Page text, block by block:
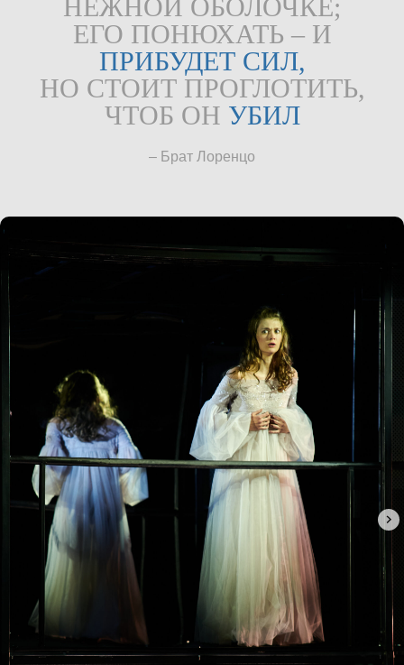
НЕЖНОЙ ОБОЛОЧКЕ;
ЕГО ПОНЮХАТЬ – И
ПРИБУДЕТ СИЛ,
НО СТОИТ ПРОГЛОТИТЬ,
ЧТОБ ОН УБИЛ
– Брат Лоренцо